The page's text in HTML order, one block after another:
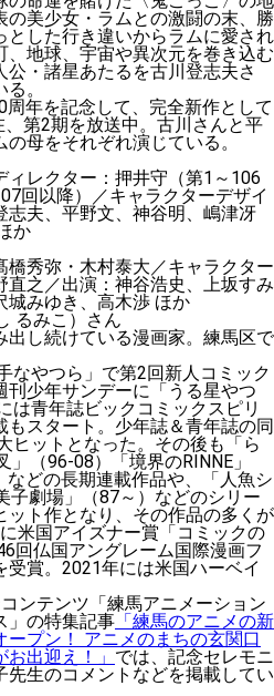
美少女・ラムとの激闘の末、勝
とした行き違いからラムに愛され
、地球、宇宙や異次元を巻き込む
公・諸星あたるを古川登志夫さ
。
年を記念して、完全新作として
第2期を放送中。古川さんと平
母をそれぞれ演じている。
ィレクター：押井守（第1～106
回以降）／キャラクターデザイ
志夫、平野文、神谷明、嶋津冴
か
橋秀弥・木村泰大／キャラクター
直之／出演：神谷浩史、上坂すみ
城みゆき、高木渉 ほか
るみこ）さん
出し続けている漫画家。練馬区で
なやつら」で第2回新人コミック
刊少年サンデーに「うる星やつ
は青年誌ビックコミックスピリ
もスタート。少年誌＆青年誌の同
ヒットとなった。その後も「ら
（96-08）「境界のRINNE」
などの長期連載作品や、「人魚シ
子劇場」（87～）などのシリー
ット作となり、その作品の多くが
米国アイズナー賞「コミックの
回仏国アングレーム国際漫画フ
賞。2021年には米国ハーベイ
ンテンツ「練馬アニメーション
」の特集記事 「練馬のアニメの新
プン！ アニメのまちの玄関口
出迎え！」 では、記念セレモニ
先生のコメントなどを掲載してい